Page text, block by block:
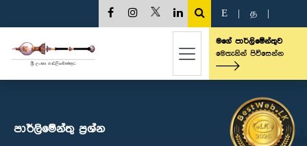
E த
මගේ පාර්ලිමේන්තුව
මෙතැනින් පිවිසෙන්න
පාර්ලි‌මේන්තු‌ ප්‍රශ්න